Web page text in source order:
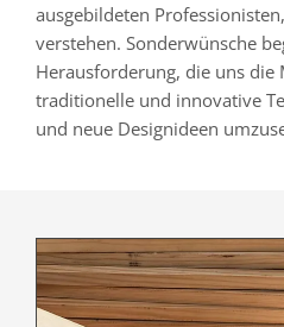
ausgebildeten
verstehen. Sonderwünsche
Herausforderung, die uns die
traditionelle und innovative
und neue Designideen